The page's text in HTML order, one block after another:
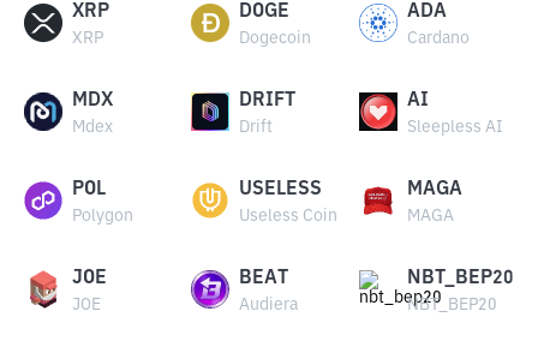
XRP
XRP
DOGE
Dogecoin
ADA
Cardano
MDX
Mdex
DRIFT
Drift
AI
Sleepless AI
POL
Polygon
USELESS
Useless Coin
MAGA
MAGA
JOE
JOE
BEAT
Audiera
NBT_BEP20
NBT_BEP20